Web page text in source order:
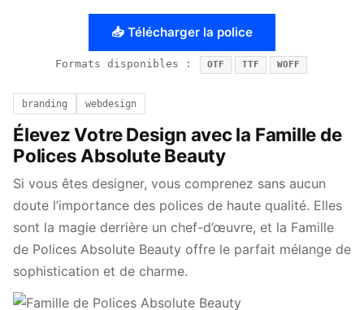
📥 Télécharger la police
Formats disponibles : OTF TTF WOFF
branding webdesign
Élevez Votre Design avec la Famille de
Polices Absolute Beauty
Si vous êtes designer, vous comprenez sans aucun
doute l’importance des polices de haute qualité. Elles
sont la magie derrière un chef-d’œuvre, et la Famille
de Polices Absolute Beauty offre le parfait mélange de
sophistication et de charme.